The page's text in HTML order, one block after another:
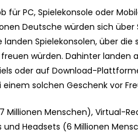
für PC, Spielekonsole oder
Deutsche würden sich
landen Spielekonsolen, über
würden. Dahinter landen
oder auf Download-
einem solchen Geschenk vor
Millionen Menschen), Virtual-
und Headsets (6 Millionen